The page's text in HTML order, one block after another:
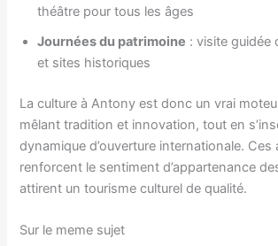
théâtre pour tous les âges
Journées du patrimoine : visite guidée
et sites historiques
La culture à Antony est donc un vrai
mêlant tradition et innovation, tout en
dynamique d’ouverture internationale. Ces
renforcent le sentiment d’appartenance
attirent un tourisme culturel de qualité.
Sur le meme sujet